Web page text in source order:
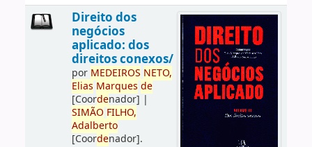
Direito dos
negócios
aplicado: dos
direitos conexos/
por MEDEIROS NETO,
Elias Marques de
[Coordenador] |
SIMÃO FILHO,
Adalberto
[Coordenador].